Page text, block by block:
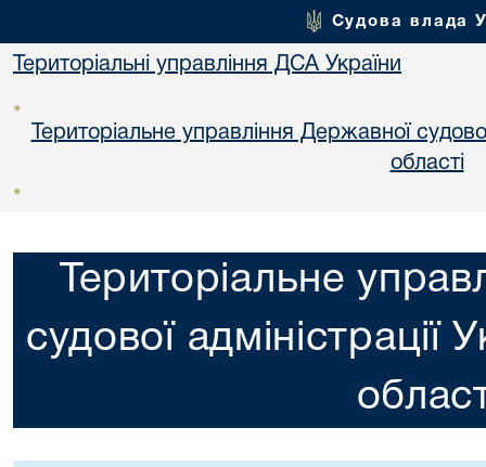
Судова влада
Територіальні управління ДСА України
•
Територіальне управління Державної
областi
•
Територіальне
судової адміністрації